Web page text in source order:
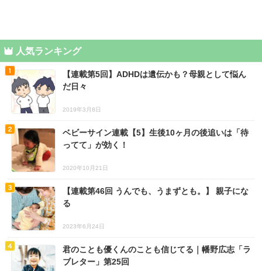
人気ランキング
【連載第5回】ADHDは遺伝かも？母親として悩ん
だ日々
2019年3月8日
ベビーサイン連載【5】生後10ヶ月の後追いは「待
ってて」が効く！
2020年10月21日
【連載第46回 うんでも、うまずとも。】 親子にな
る
2023年6月24日
君のことも優くんのことも信じてる｜幡野広志「ラ
ブレター」第25回